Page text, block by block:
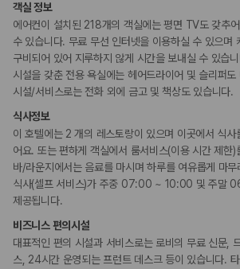
흡연 시설
금연 숙박 시설
객실 정보
에어컨이 설치된 218개의 객실에는 평면 TV도 갖추
수 있습니다. 무료 무선 인터넷을 이용하실 수 있으며
구비되어 있어 지루하지 않게 시간을 보내실 수 있습
시설을 갖춘 전용 욕실에는 헤어드라이어 및 슬리퍼도
시설/서비스로는 전화 외에 금고 및 책상도 있습니다.
식사정보
이 호텔에는 2 개의 레스토랑이 있으며 이곳에서 식사
어요. 또는 편하게 객실에서 룸서비스(이용 시간 제한
바/라운지에서는 음료를 마시며 하루를 여유롭게 마
식사(셀프 서비스)가 주중 07:00 ~ 10:00 및 주말
제공됩니다.
비즈니스 편의시설
대표적인 편의 시설과 서비스로는 로비의 무료 신문,
스, 24시간 운영되는 프런트 데스크 등이 있습니다.